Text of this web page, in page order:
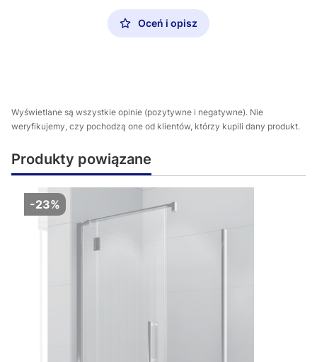
Oceń i opisz
Wyświetlane są wszystkie opinie (pozytywne i negatywne). Nie
weryfikujemy, czy pochodzą one od klientów, którzy kupili dany produkt.
Produkty powiązane
-23%